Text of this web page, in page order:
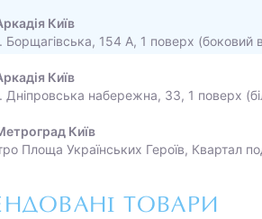
Київ
Борщагівська, 154 А, 1 поверх (боковий
Київ
Дніпровська набережна, 33, 1 поверх
Київ
Площа Українських Героїв, Квартал
ТОВАРИ